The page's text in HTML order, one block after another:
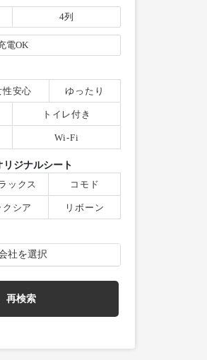
4列
電OK
性安心 ゆったり
トイレ付き
Wi-Fi
ジナルシート
ックス コモド
クシア リボーン
社を選択
再検索